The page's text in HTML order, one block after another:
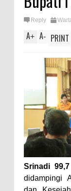
Reply
A+ A- PRINT
Srinadi
didampingi